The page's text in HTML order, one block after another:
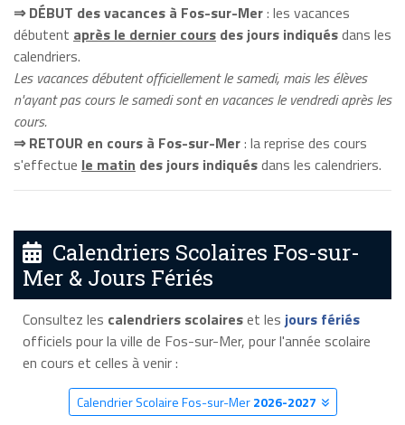
⇒ DÉBUT des vacances à Fos-sur-Mer: les vacances
débutent après le dernier cours des jours indiquésdans les
calendriers.
Les vacances débutent officiellement le samedi, mais les élèves
n'ayant pas cours le samedi sont en vacances le vendredi après les
cours.
⇒ RETOUR en cours à Fos-sur-Mer: la reprise des cours
s'effectue le matin des jours indiquésdans les calendriers.
Calendriers Scolaires Fos-sur-
Mer & Jours Fériés
Consultez les calendriers scolaireset les jours fériés
officiels pour la ville de Fos-sur-Mer, pour l'année scolaire
en cours et celles à venir :
Calendrier Scolaire Fos-sur-Mer2026-2027